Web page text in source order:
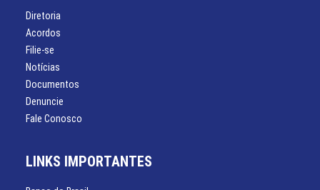
Diretoria
Acordos
Filie-se
Notícias
Documentos
Denuncie
Fale Conosco
LINKS IMPORTANTES